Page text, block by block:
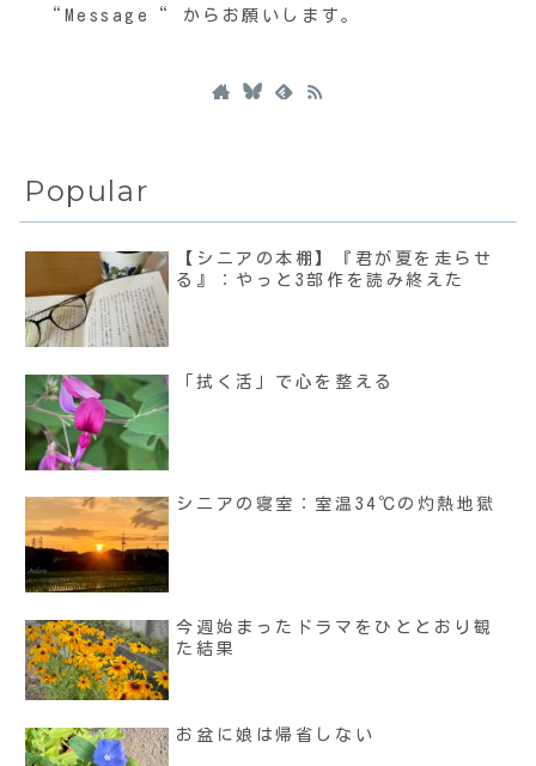
“Message“ からお願いします。
Popular
【シニアの本棚】『君が夏を走らせ
る』：やっと3部作を読み終えた
「拭く活」で心を整える
シニアの寝室：室温34℃の灼熱地獄
今週始まったドラマをひととおり観
た結果
お盆に娘は帰省しない